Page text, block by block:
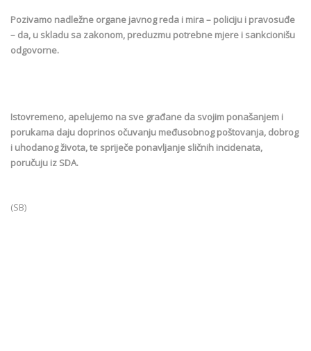
Pozivamo nadležne organe javnog reda i mira – policiju i pravosuđe
– da, u skladu sa zakonom, preduzmu potrebne mjere i sankcionišu
odgovorne.
Istovremeno, apelujemo na sve građane da svojim ponašanjem i
porukama daju doprinos očuvanju međusobnog poštovanja, dobrog
i uhodanog života, te spriječe ponavljanje sličnih incidenata,
poručuju iz SDA.
(SB)